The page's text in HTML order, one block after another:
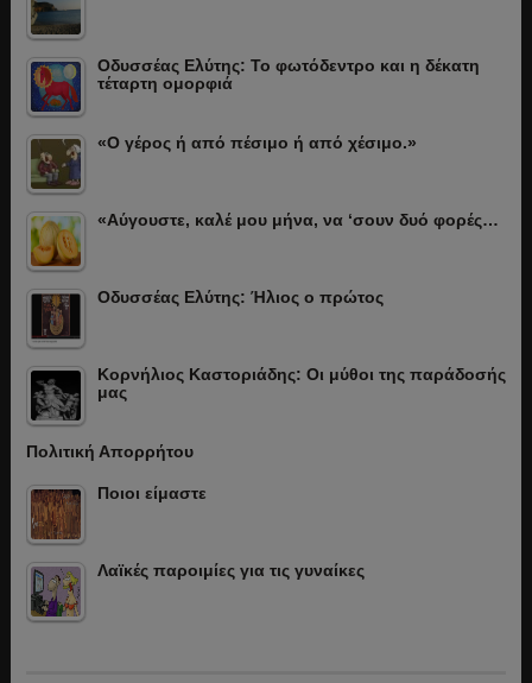
Οδυσσέας Ελύτης: Το φωτόδεντρο και η δέκατη
τέταρτη ομορφιά
«Ο γέρος ή από πέσιμο ή από χέσιμο.»
«Αύγουστε, καλέ μου μήνα, να ‘σουν δυό φορές…
Οδυσσέας Ελύτης: Ήλιος ο πρώτος
Κορνήλιος Καστοριάδης: Οι μύθοι της παράδοσής
μας
Πολιτική Απορρήτου
Ποιοι είμαστε
Λαϊκές παροιμίες για τις γυναίκες